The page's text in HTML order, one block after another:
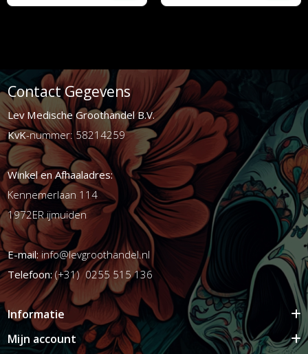
Contact Gegevens
Lev Medische Groothandel B.V.
KvK-nummer: 58214259
Winkel en Afhaaladres:
Kennemerlaan 114
1972ER ijmuiden
E-mail:info@levgroothandel.nl
Telefoon:(+31) 0255 515 136
Informatie
Mijn account